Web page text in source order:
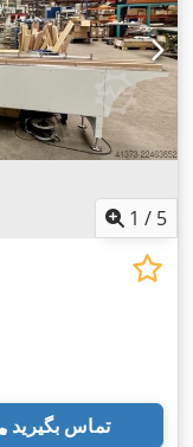
1 / 5
تماس بگیرید